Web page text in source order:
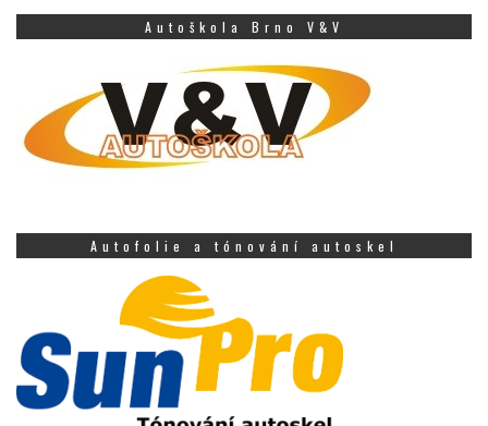
Autoškola Brno V&V
Autofolie a tónování autoskel